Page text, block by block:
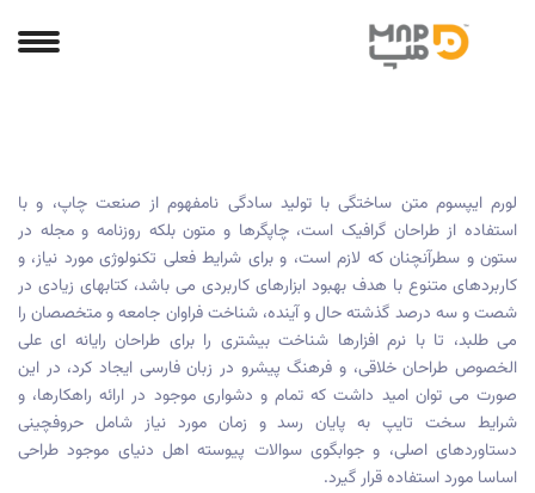
لورم ایپسوم متن ساختگی با تولید سادگی نامفهوم از صنعت چاپ، و با
استفاده از طراحان گرافیک است، چاپگرها و متون بلکه روزنامه و مجله در
ستون و سطرآنچنان که لازم است، و برای شرایط فعلی تکنولوژی مورد نیاز، و
کاربردهای متنوع با هدف بهبود ابزارهای کاربردی می باشد، کتابهای زیادی در
شصت و سه درصد گذشته حال و آینده، شناخت فراوان جامعه و متخصصان را
می طلبد، تا با نرم افزارها شناخت بیشتری را برای طراحان رایانه ای علی
الخصوص طراحان خلاقی، و فرهنگ پیشرو در زبان فارسی ایجاد کرد، در این
صورت می توان امید داشت که تمام و دشواری موجود در ارائه راهکارها، و
شرایط سخت تایپ به پایان رسد و زمان مورد نیاز شامل حروفچینی
دستاوردهای اصلی، و جوابگوی سوالات پیوسته اهل دنیای موجود طراحی
اساسا مورد استفاده قرار گیرد.